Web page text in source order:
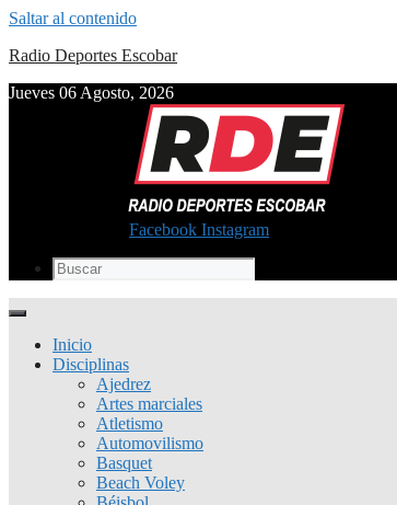
Saltar al contenido
Radio Deportes Escobar
Jueves 06 Agosto, 2026
Facebook Instagram
Inicio
Disciplinas
Ajedrez
Artes marciales
Atletismo
Automovilismo
Basquet
Beach Voley